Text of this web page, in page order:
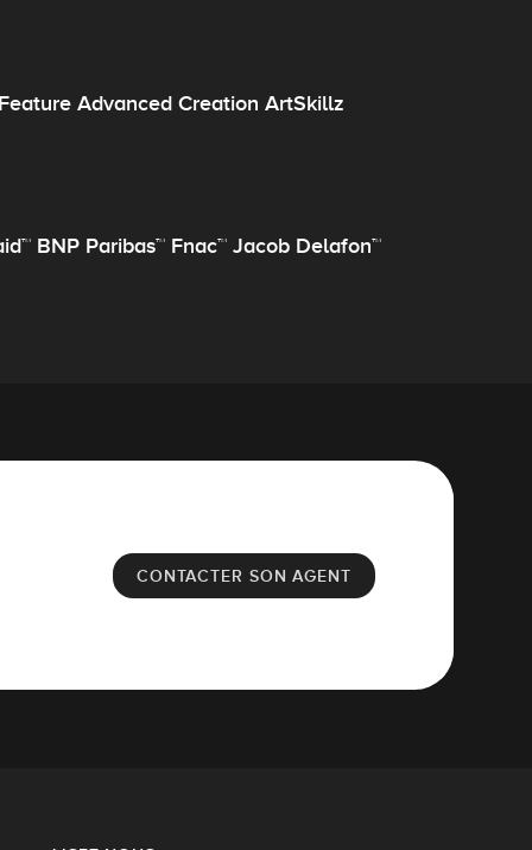
Advanced Creation ArtSkillz
BNP Paribas™ Fnac™ Jacob Delafon™
CONTACTER SON AGENT